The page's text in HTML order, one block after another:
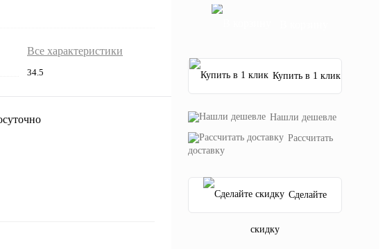
Все характеристики
34.5 Купить в 1 клик
Нашли дешевле
Рассчитать
доставку
Сделайте
скидку